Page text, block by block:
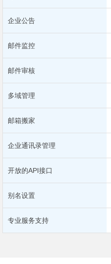
企业公告
邮件监控
邮件审核
多域管理
邮箱搬家
企业通讯录管理
开放的API接口
别名设置
专业服务支持